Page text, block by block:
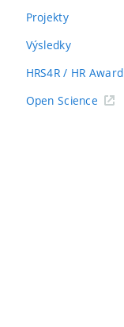
Projekty
Výsledky
HRS4R / HR Award
Open Science